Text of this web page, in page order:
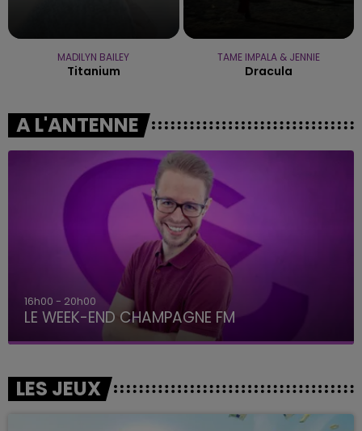
MADILYN BAILEY
Titanium
TAME IMPALA & JENNIE
Dracula
A L'ANTENNE
16h00 - 20h00
LE WEEK-END CHAMPAGNE FM
LES JEUX